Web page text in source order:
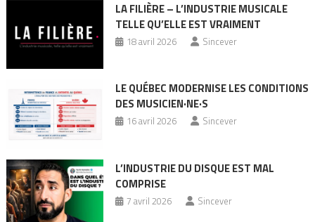
LA FILIÈRE – L’INDUSTRIE MUSICALE
TELLE QU’ELLE EST VRAIMENT
18 avril 2026 Sincever
LE QUÉBEC MODERNISE LES CONDITIONS
DES MUSICIEN·NE·S
16 avril 2026 Sincever
L’INDUSTRIE DU DISQUE EST MAL
COMPRISE
7 avril 2026 Sincever